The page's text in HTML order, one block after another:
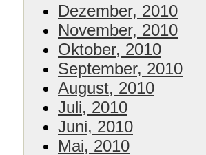
Dezember, 2010
November, 2010
Oktober, 2010
September, 2010
August, 2010
Juli, 2010
Juni, 2010
Mai, 2010